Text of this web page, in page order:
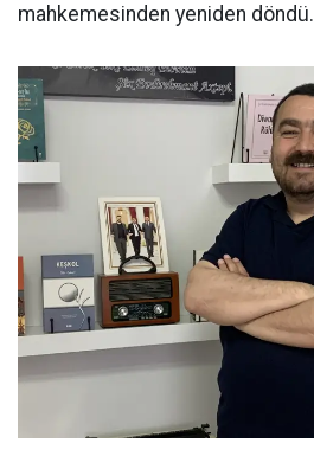
mahkemesinden yeniden döndü.